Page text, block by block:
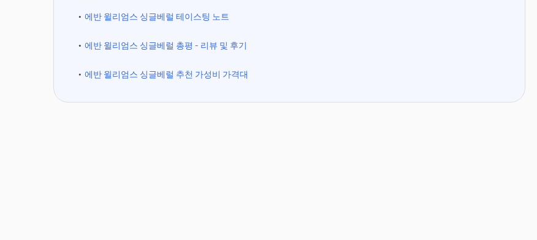
에반 윌리엄스 싱글베럴 테이스팅 노트
에반 윌리엄스 싱글베럴 총평 - 리뷰 및 후기
에반 윌리엄스 싱글베럴 추천 가성비 가격대